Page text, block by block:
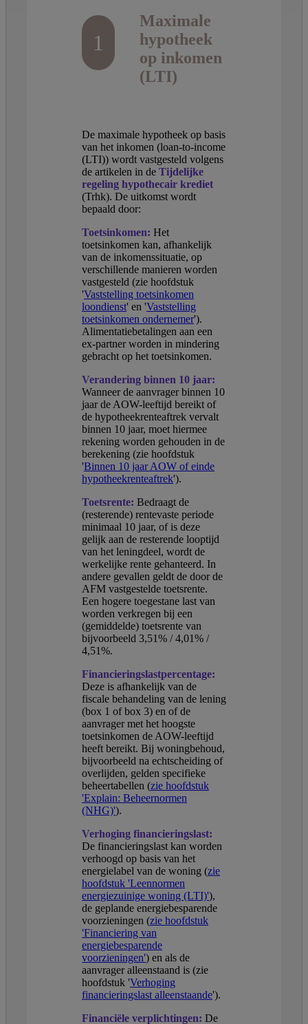
1
Maximale
hypotheek
op inkomen
(LTI)
De maximale hypotheek op basis
van het inkomen (loan-to-income
(LTI)) wordt vastgesteld volgens
de artikelen in de Tijdelijke
regeling hypothecair krediet
(Trhk). De uitkomst wordt
bepaald door:
Toetsinkomen: Het
toetsinkomen kan, afhankelijk
van de inkomenssituatie, op
verschillende manieren worden
vastgesteld (zie hoofdstuk
'Vaststelling toetsinkomen
loondienst' en 'Vaststelling
toetsinkomen ondernemer').
Alimentatiebetalingen aan een
ex-partner worden in mindering
gebracht op het toetsinkomen.
Verandering binnen 10 jaar:
Wanneer de aanvrager binnen 10
jaar de AOW-leeftijd bereikt of
de hypotheekrenteaftrek vervalt
binnen 10 jaar, moet hiermee
rekening worden gehouden in de
berekening (zie hoofdstuk
'Binnen 10 jaar AOW of einde
hypotheekrenteaftrek').
Toetsrente: Bedraagt de
(resterende) rentevaste periode
minimaal 10 jaar, of is deze
gelijk aan de resterende looptijd
van het leningdeel, wordt de
werkelijke rente gehanteerd. In
andere gevallen geldt de door de
AFM vastgestelde toetsrente.
Een hogere toegestane last van
worden verkregen bij een
(gemiddelde) toetsrente van
bijvoorbeeld 3,51% / 4,01% /
4,51%.
Financieringslastpercentage:
Deze is afhankelijk van de
fiscale behandeling van de lening
(box 1 of box 3) en of de
aanvrager met het hoogste
toetsinkomen de AOW-leeftijd
heeft bereikt. Bij woningbehoud,
bijvoorbeeld na echtscheiding of
overlijden, gelden specifieke
beheertabellen (zie hoofdstuk
'Explain: Beheernormen
(NHG)').
Verhoging financieringslast:
De financieringslast kan worden
verhoogd op basis van het
energielabel van de woning (zie
hoofdstuk 'Leennormen
energiezuinige woning (LTI)'),
de geplande energiebesparende
voorzieningen (zie hoofdstuk
'Financiering van
energiebesparende
voorzieningen') en als de
aanvrager alleenstaand is (zie
hoofdstuk 'Verhoging
financieringslast alleenstaande').
Financiële verplichtingen: De